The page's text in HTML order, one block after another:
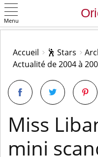
Menu
Accueil 🕺 Stars
Actualité de 2004 à
Miss
mini